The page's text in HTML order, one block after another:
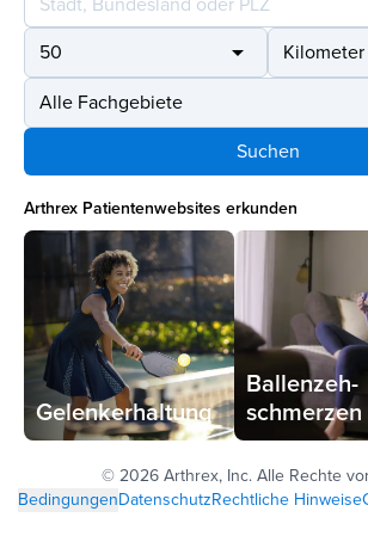
50 arrow_drop_down Kilometer
Alle Fachgebiete
Suchen
Arthrex Patientenwebsites erkunden
Gelenkerhaltung
Ballenzeh­
schmerzen
© 2026 Arthrex, Inc. Alle Rechte
BedingungenDatenschutzRechtliche Hinweise